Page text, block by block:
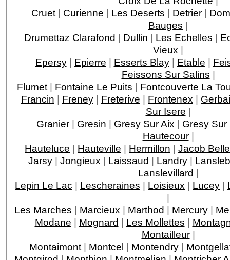
Cruet| Curienne | Les Deserts | Detrier|
Bauges |
Drumettaz Clarafond | Dullin | Les Echelles |
Vieux |
Epersy| Epierre | Esserts Blay| Etable |
Feissons Sur Salins |
Flumet | Fontaine Le Puits | Fontcouverte La
Francin | Freney | Freterive | Frontenex |
Sur Isere |
Granier | Gresin | Gresy Sur Aix | Gresy Sur
Hautecour|
Hauteluce | Hauteville | Hermillon | Jacob
Jarsy| Jongieux | Laissaud | Landry|
Lanslevillard |
Lepin Le Lac | Lescheraines | Loisieux | Lucey |
|
Les Marches | Marcieux | Marthod | Mercury |
Modane | Mognard | Les Mollettes |
Montailleur|
Montaimont| Montcel | Montendry|